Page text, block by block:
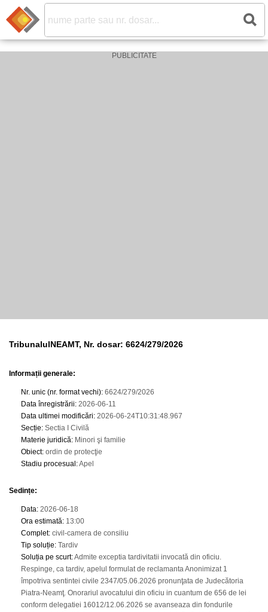
TribunalulNEAMT, Nr. dosar: 6624/279/2026
Informații generale:
Nr. unic (nr. format vechi): 6624/279/2026
Data înregistrării: 2026-06-11
Data ultimei modificări: 2026-06-24T10:31:48.967
Secție: Sectia I Civilă
Materie juridică: Minori şi familie
Obiect: ordin de protecţie
Stadiu procesual :Apel
Sedințe:
Data: 2026-06-18
Ora estimată: 13:00
Complet: civil-camera de consiliu
Tip soluție: Tardiv
Soluția pe scurt:Admite exceptia tardivitatii invocată din oficiu.
Respinge, ca tardiv, apelul formulat de reclamanta Anonimizat 1
împotriva sentintei civile 2347/05.06.2026 pronunţata de Judecătoria
Piatra-Neamţ. Onorariul avocatului din oficiu in cuantum de 656 de lei
conform delegatiei 16012/12.06.2026 se avanseaza din fondurile